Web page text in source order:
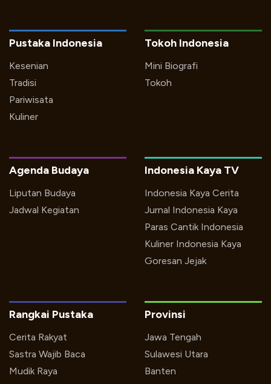
Pustaka Indonesia
Kesenian
Tradisi
Pariwisata
Kuliner
Tokoh Indonesia
Mini Biografi
Tokoh
Indonesia Kaya TV
Indonesia Kaya Cerita
Jurnal Indonesia Kaya
Paras Cantik Indonesia
Kuliner Indonesia Kaya
Goresan Jejak
Agenda Budaya
Liputan Budaya
Jadwal Kegiatan
Rangkai Pustaka
Cerita Rakyat
Sastra Wajib Baca
Mudik Raya
Provinsi
Jawa Tengah
Sulawesi Utara
Banten